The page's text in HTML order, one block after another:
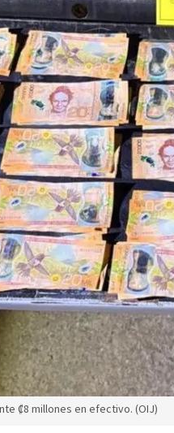
₡8 millones en efectivo. (OIJ)